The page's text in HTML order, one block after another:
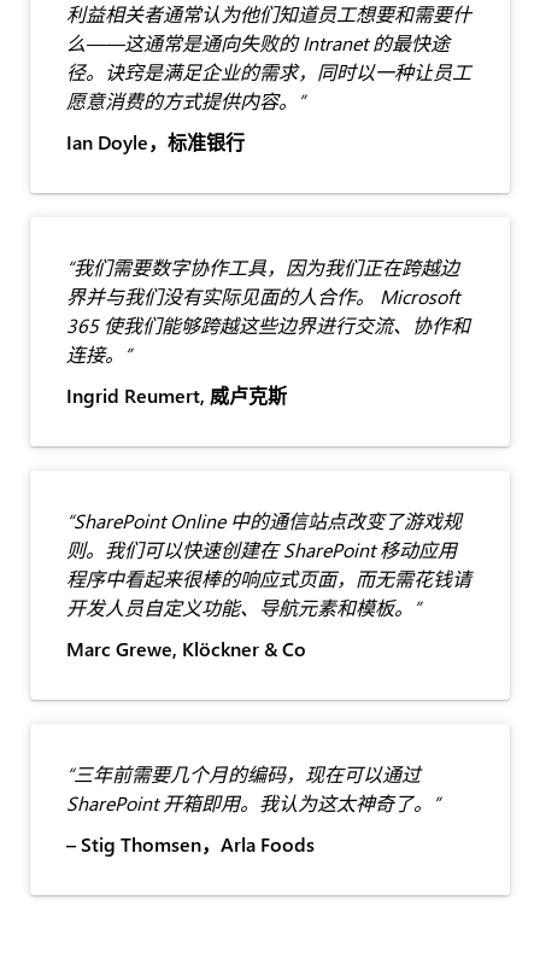
利益相关者通常认为他们知道员工想要和需要什
么——这通常是通向失败的 Intranet 的最快途
径。诀窍是满足企业的需求，同时以一种让员工
愿意消费的方式提供内容。”
Ian Doyle，标准银行
“我们需要数字协作工具，因为我们正在跨越边
界并与我们没有实际见面的人合作。 Microsoft
365 使我们能够跨越这些边界进行交流、协作和
连接。”
Ingrid Reumert, 威卢克斯
“SharePoint Online 中的通信站点改变了游戏规
则。我们可以快速创建在 SharePoint 移动应用
程序中看起来很棒的响应式页面，而无需花钱请
开发人员自定义功能、导航元素和模板。”
Marc Grewe, Klöckner & Co
“三年前需要几个月的编码，现在可以通过
SharePoint 开箱即用。我认为这太神奇了。”
– Stig Thomsen，Arla Foods